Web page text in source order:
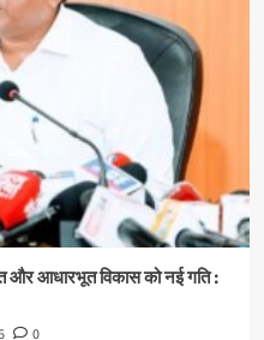
और आधारभूत विकास को नई गति :
0